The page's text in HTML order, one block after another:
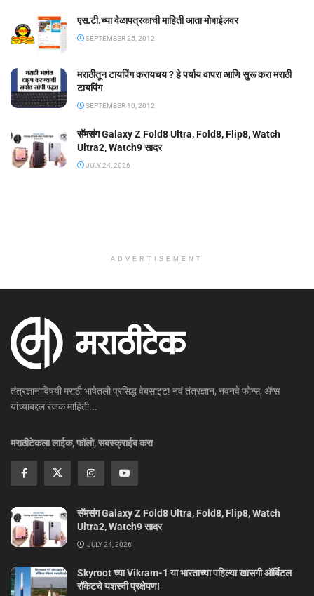
एस.टी.च्या वेळापत्रकाची माहिती आता मोबाईलवर
SEPTEMBER 25, 2012
मराठीतून टायपिंग करायचय ? हे पर्याय वापरा आणि सुरू करा मराठी
टायपिंग
SEPTEMBER 10, 2012
सॅमसंग Galaxy Z Fold8 Ultra, Fold8, Flip8, Watch
Ultra2, Watch9 सादर
JULY 24, 2026
ADVERTISEMENT
तंत्रज्ञानाविषयी मराठी भाषेतली प्रसिद्ध वेबसाइट! नवं तंत्रज्ञान, नवनवे फोन्स, ॲप्स
यांच्याबद्दल रंजक माहिती...
मराठीटेकला लाईक, फॉलो, सबस्क्राईब करा
सॅमसंग Galaxy Z Fold8 Ultra, Fold8, Flip8, Watch
Ultra2, Watch9 सादर
JULY 24, 2026
Skyroot च्या Vikram-1 या भारताच्या पहिल्या खासगी ऑर्बिटल
रॉकेटचे यशस्वी प्रक्षेपण!